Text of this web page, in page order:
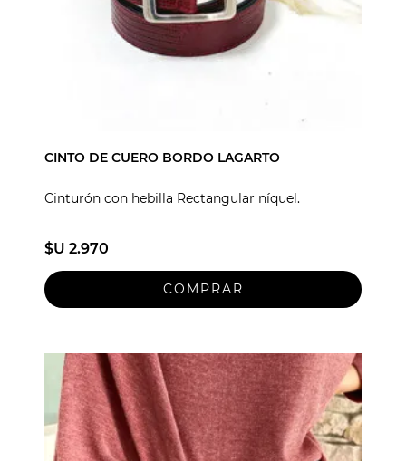
CINTO DE CUERO BORDO LAGARTO
Cinturón con hebilla Rectangular níquel.
$U 2.970